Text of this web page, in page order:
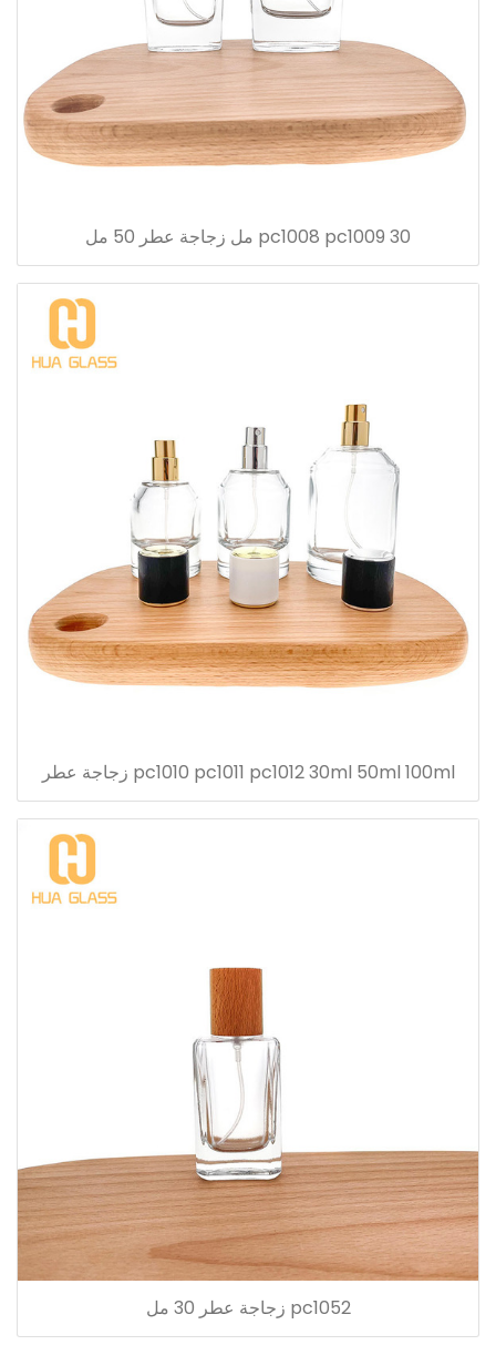
pc1008 pc1009 30 مل زجاجة عطر 50 مل
pc1010 pc1011 pc1012 30ml 50ml 100ml زجاجة عطر
pc1052 زجاجة عطر 30 مل